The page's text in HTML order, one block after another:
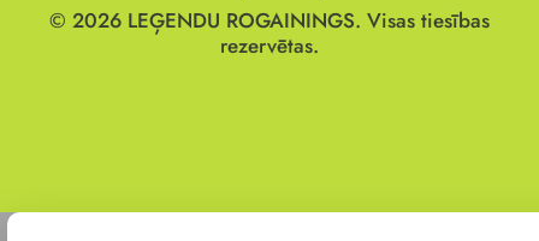
© 2026 LEĢENDU ROGAININGS. Visas tiesības
rezervētas.